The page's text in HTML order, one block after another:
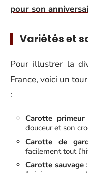
pour son
Variétés et
Pour illustrer la
France, voici un
:
Carotte primeur
douceur et son
Carotte de
facilement tout
Carotte sauvage: